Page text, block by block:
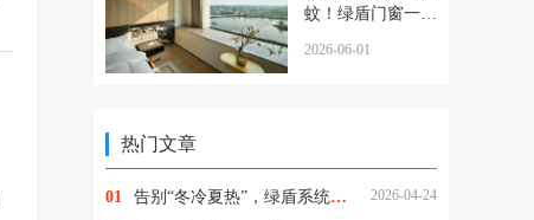
蚊！绿盾门窗一站
2026-06-01
热门文章
01 告别“冬冷夏热”，绿盾系统阳光房，重新定义“与自然为邻” 2026-04-24